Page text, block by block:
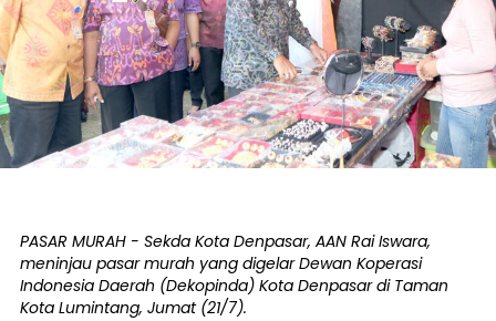
PASAR MURAH - Sekda Kota Denpasar, AAN Rai Iswara,
meninjau pasar murah yang digelar Dewan Koperasi
Indonesia Daerah (Dekopinda) Kota Denpasar di Taman
Kota Lumintang, Jumat (21/7).